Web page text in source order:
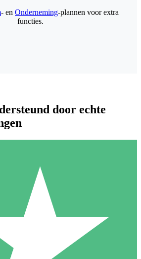
Creditpakketten
downloadtegoeden. Geen maandelijkse
- en Onderneming-plannen voor extra
functies.
door echte